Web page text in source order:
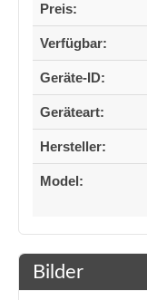
Preis:
Verfügbar:
Geräte-ID:
Geräteart:
Hersteller:
Model:
Bilder